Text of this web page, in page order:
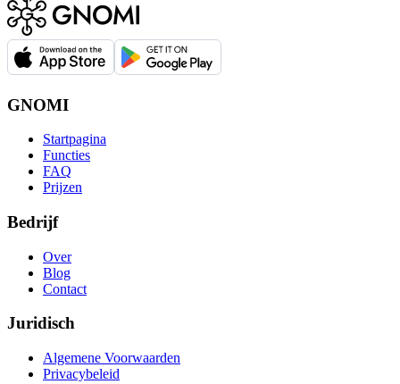
GNOMI
Startpagina
Functies
FAQ
Prijzen
Bedrijf
Over
Blog
Contact
Juridisch
Algemene Voorwaarden
Privacybeleid